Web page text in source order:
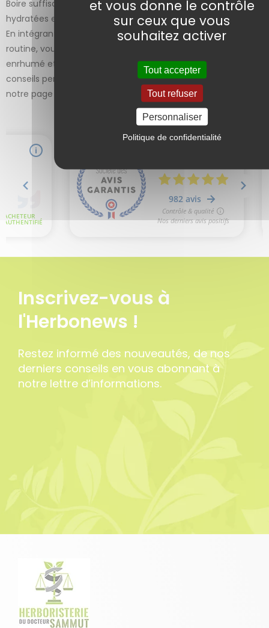
Boire suffisamment d’eau aide à maintenir les muqueuses
hydratées et à réduire l’inflammation.
En intégrant ces plantes et méthodes naturelles dans votre
routine, vous pouvez soulager naturellement le nez pris et
enrhumé et améliorer votre confort respiratoire. Pour des
conseils personnalisés, contactez le docteur Sammut via
notre page contact.
Inscrivez-vous à
l'Herbonews !
Restez informé des nouveautés, de nos
derniers conseils en vous abonnant à
notre lettre d’informations.
et vous donne le contrôle
sur ceux que vous
souhaitez activer
Tout accepter
Tout refuser
Personnaliser
Politique de confidentialité